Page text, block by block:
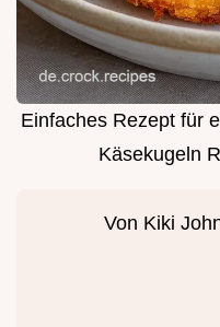
Einfaches Rezept für
Käsekugeln
Von Kiki